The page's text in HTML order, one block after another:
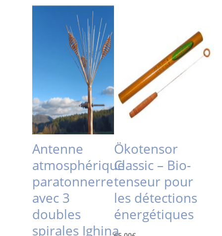
Antenne
atmosphérique
paratonnerre
avec 3
doubles
spirales Ighina
Ökotensor
Classic – Bio-
tenseur pour
les détections
énergétiques